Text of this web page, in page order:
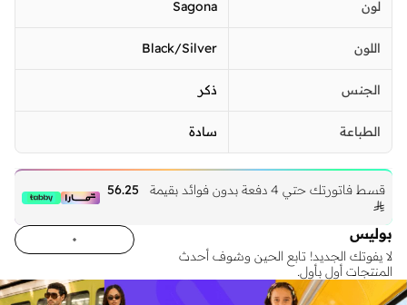
لون Sagona
اللون Black/Silver
الجنس ذكر
الطباعة سادة
قسط فاتورتك حتي 4 دفعة بدون فوائد بقيمة
56.25

بوليس
لا يفوتك الجديد! تابع الحين وشوف أحدث
المنتجات أول بأول.